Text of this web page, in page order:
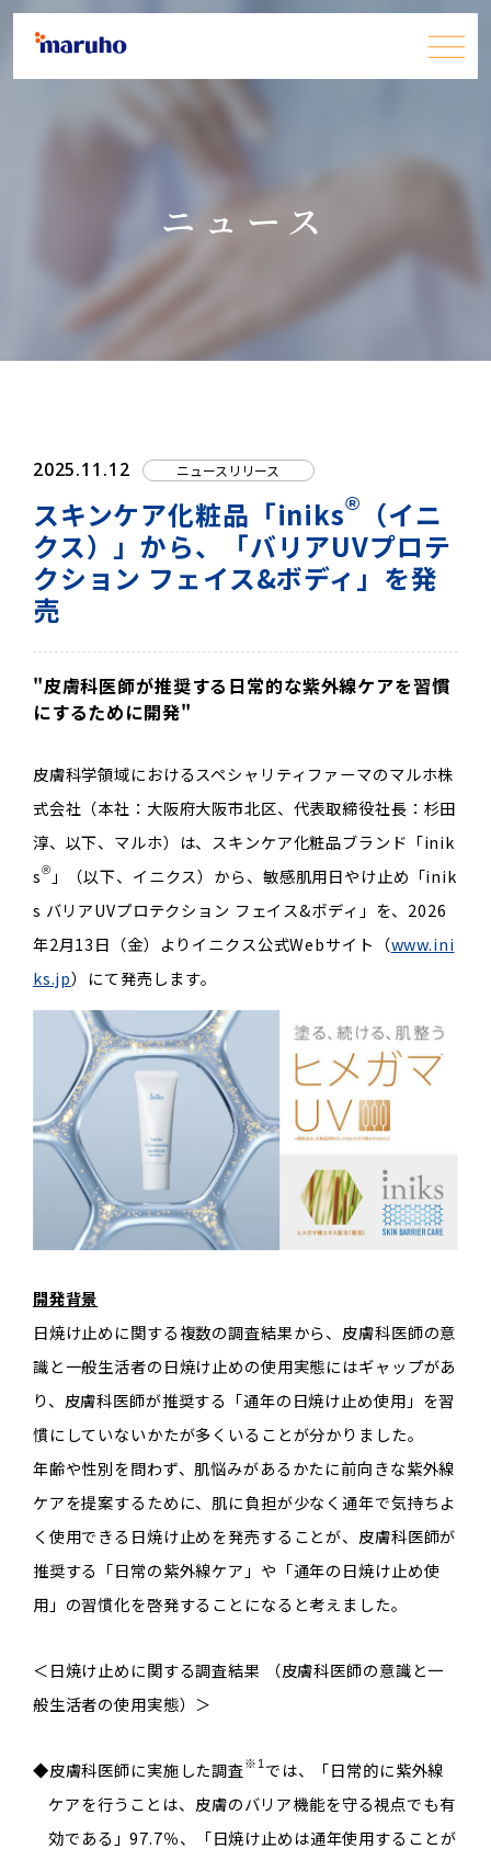
医療関係者の皆さま
企業情報
お問い合わせ
ニュース
2025.11.12 ニュースリリース
スキンケア化粧品「iniks®
（イニ
クス）」から、「バリアUVプロテ
クション フェイス&ボディ」を発
売
"皮膚科医師が推奨する日常的な紫外線ケアを習慣
にするために開発"
皮膚科学領域におけるスペシャリティファーマのマルホ株
式会社（本社：大阪府大阪市北区、代表取締役社長：杉田
淳、以下、マルホ）は、スキンケア化粧品ブランド「inik
s® 」（以下、イニクス）から、敏感肌用日やけ止め「inik
s バリアUVプロテクション フェイス&ボディ」を、2026
年2月13日（金）よりイニクス公式Webサイト（www.ini
ks.jp）にて発売します。
開発背景
日焼け止めに関する複数の調査結果から、皮膚科医師の意
識と一般生活者の日焼け止めの使用実態にはギャップがあ
り、皮膚科医師が推奨する「通年の日焼け止め使用」を習
慣にしていないかたが多くいることが分かりました。
年齢や性別を問わず、肌悩みがあるかたに前向きな紫外線
ケアを提案するために、肌に負担が少なく通年で気持ちよ
く使用できる日焼け止めを発売することが、皮膚科医師が
推奨する「日常の紫外線ケア」や「通年の日焼け止め使
用」の習慣化を啓発することになると考えました。
＜日焼け止めに関する調査結果 （皮膚科医師の意識と一
般生活者の使用実態）＞
◆皮膚科医師に実施した調査※1 では、「日常的に紫外線
ケアを行うことは、皮膚のバリア機能を守る視点でも有
効である」97.7％、「日焼け止めは通年使用することが